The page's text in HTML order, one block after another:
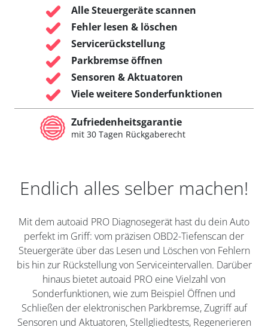
Alle Steuergeräte scannen
Fehler lesen & löschen
Servicerückstellung
Parkbremse öffnen
Sensoren & Aktuatoren
Viele weitere Sonderfunktionen
Zufriedenheitsgarantie
mit 30 Tagen Rückgaberecht
Endlich alles selber machen!
Mit dem autoaid PRO Diagnosegerät hast du dein Auto
perfekt im Griff: vom präzisen OBD2-Tiefenscan der
Steuergeräte über das Lesen und Löschen von Fehlern
bis hin zur Rückstellung von Serviceintervallen. Darüber
hinaus bietet autoaid PRO eine Vielzahl von
Sonderfunktionen, wie zum Beispiel Öffnen und
Schließen der elektronischen Parkbremse, Zugriff auf
Sensoren und Aktuatoren, Stellgliedtests, Regenerieren